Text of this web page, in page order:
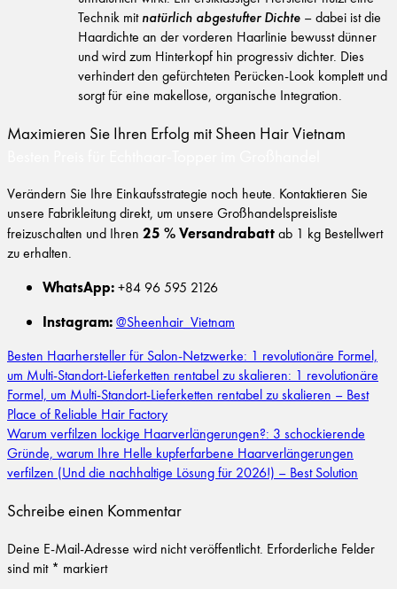
Technik mitnatürlich abgestufter Dichte – dabei ist die
Haardichte an der vorderen Haarlinie bewusst dünner
und wird zum Hinterkopf hin progressiv dichter. Dies
verhindert den gefürchteten Perücken-Look komplett und
sorgt für eine makellose, organische Integration.
Maximieren Sie Ihren Erfolg mit Sheen Hair Vietnam
Verändern Sie Ihre Einkaufsstrategie noch heute. Kontaktieren Sie
unsere Fabrikleitung direkt, um unsere Großhandelspreisliste
freizuschalten und Ihren 25 % Versandrabattab 1 kg Bestellwert
zu erhalten.
WhatsApp:+84 96 595 2126
Instagram:@Sheenhair_Vietnam
Besten Haarhersteller für Salon-Netzwerke: 1 revolutionäre Formel,
um Multi-Standort-Lieferketten rentabel zu skalieren: 1 revolutionäre
Formel, um Multi-Standort-Lieferketten rentabel zu skalieren – Best
Place of Reliable Hair Factory
Warum verfilzen lockige Haarverlängerungen?: 3 schockierende
Gründe, warum Ihre Helle kupferfarbene Haarverlängerungen
verfilzen (Und die nachhaltige Lösung für 2026!) – Best Solution
Schreibe einen Kommentar
Deine E-Mail-Adresse wird nicht veröffentlicht. Erforderliche Felder
sind mit * markiert